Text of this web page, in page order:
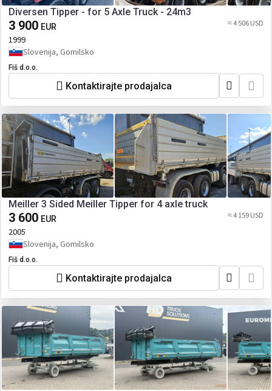
Diversen Tipper - for 5 Axle Truck - 24m3
3 900 EUR ≈ 4 506 USD
1999
Slovenija, Gomilsko
Fiš d.o.o.
Kontaktirajte prodajalca
Meiller 3 Sided Meiller Tipper for 4 axle truck
3 600 EUR ≈ 4 159 USD
2005
Slovenija, Gomilsko
Fiš d.o.o.
Kontaktirajte prodajalca